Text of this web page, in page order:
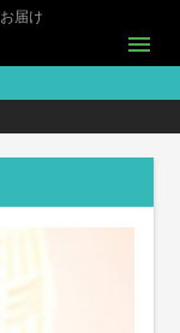
届け
menu